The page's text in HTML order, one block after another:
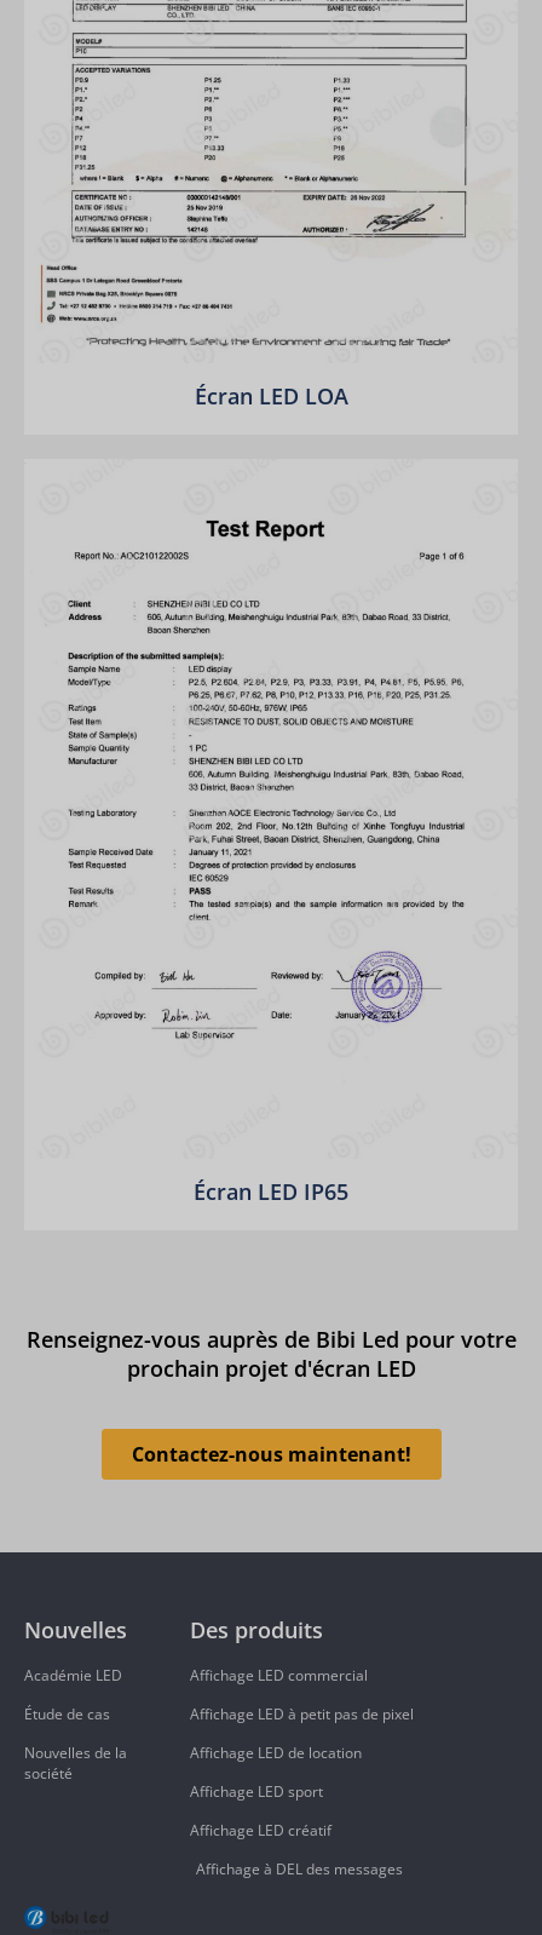
Écran LED LOA
Écran LED IP65
Renseignez-vous auprès de Bibi Led pour votre
prochain projet d'écran LED
Contactez-nous maintenant!
Des produits
Affichage LED commercial
Affichage LED à petit pas de pixel
Affichage LED de location
Affichage LED sport
Affichage LED créatif
Affichage à DEL des messages
Nouvelles
Académie LED
Étude de cas
Nouvelles de la
société